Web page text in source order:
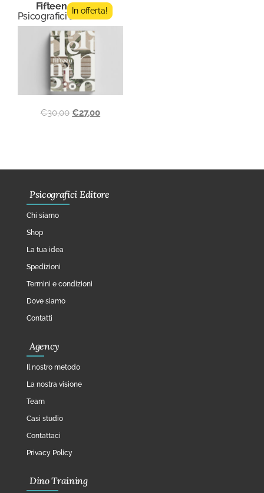
Fifteen n.4
Psicografici Editore
In offerta!
€30,00 €27,00
Psicografici Editore
Chi siamo
Shop
La tua idea
Spedizioni
Termini e condizioni
Dove siamo
Contatti
Agency
Il nostro metodo
La nostra visione
Team
Casi studio
Contattaci
Privacy Policy
Dino Training